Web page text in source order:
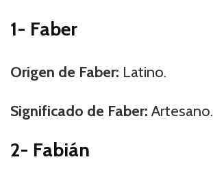
1- Faber
Origen de Faber: Latino.
Significado de Faber:Artesano.
2- Fabián